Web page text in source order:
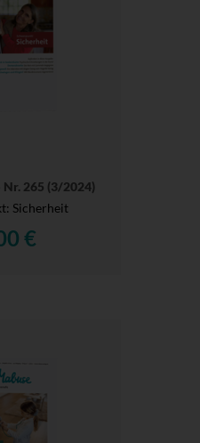
Nr. 265 (3/2024)
Sicherheit
€